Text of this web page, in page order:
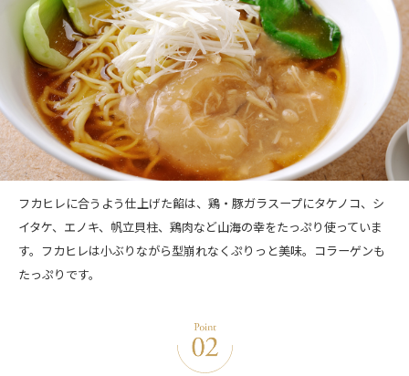
フカヒレに合うよう仕上げた餡は、鶏・豚ガラスープにタケノコ、シ
イタケ、エノキ、帆立貝柱、鶏肉など山海の幸をたっぷり使っていま
す。フカヒレは小ぶりながら型崩れなくぷりっと美味。コラーゲンも
たっぷりです。